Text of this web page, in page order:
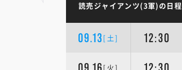
読売ジャイアンツ(3軍)の日程
09.13 [土] 12:30
09.16[火] 12:30